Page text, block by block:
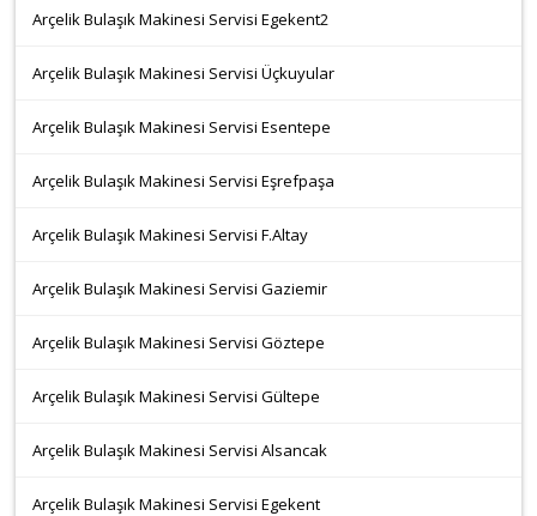
Arçelik Bulaşık Makinesi Servisi Egekent2
Arçelik Bulaşık Makinesi Servisi Üçkuyular
Arçelik Bulaşık Makinesi Servisi Esentepe
Arçelik Bulaşık Makinesi Servisi Eşrefpaşa
Arçelik Bulaşık Makinesi Servisi F.Altay
Arçelik Bulaşık Makinesi Servisi Gaziemir
Arçelik Bulaşık Makinesi Servisi Göztepe
Arçelik Bulaşık Makinesi Servisi Gültepe
Arçelik Bulaşık Makinesi Servisi Alsancak
Arçelik Bulaşık Makinesi Servisi Egekent